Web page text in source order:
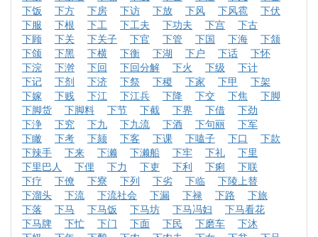
下饭
下方 下房 下访 下放 下风 下风雹
下伏
下服
下根 下工 下工夫 下功夫 下宫
下古
下顾
下关 下关子 下官 下管 下国 下海
下颔
下颌
下黑 下横 下衡 下湖 下户 下话
下怀
下浣
下澣 下回 下回分解 下火 下级
下计
下记
下剂 下济 下祭 下稷 下家 下甲
下架
下嫁
下贱 下江 下江兵 下降 下交 下焦
下脚
下脚货
下脚料 下节 下截 下界 下借
下劲
下浄
下究 下九 下九流 下酒 下句丽
下军
下瞰
下考 下颏 下客 下课 下嗑子 下口
下款
下辣手
下来 下濑 下濑船 下牢 下礼
下里
下里巴人
下俚 下力 下吏 下利 下痢
下联
下疗
下僚 下寮 下列 下劣 下临
下陵上替
下溜头
下流 下流社会 下漏 下禄 下路
下旅
下落
下马 下马饭 下马坊 下马冯妇
下马看花
下马牌
下忙 下门 下面 下民 下磨车
下沐